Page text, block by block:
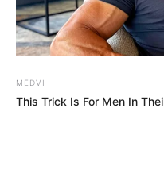
MEDVI
This Trick Is For Men In